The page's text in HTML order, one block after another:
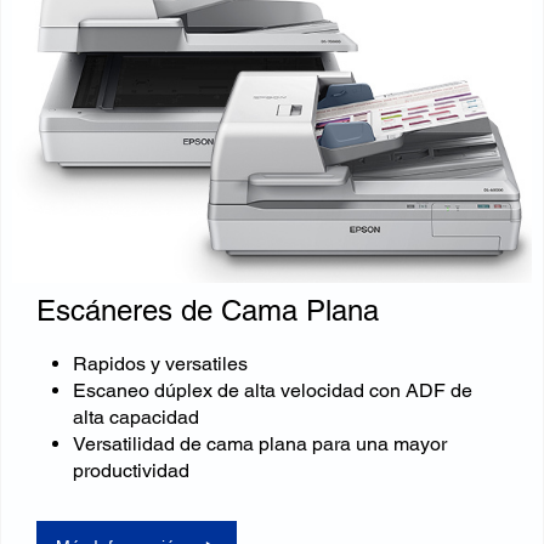
Escáneres de Cama Plana
Rapidos y versatiles
Escaneo dúplex de alta velocidad con ADF de
alta capacidad
Versatilidad de cama plana para una mayor
productividad